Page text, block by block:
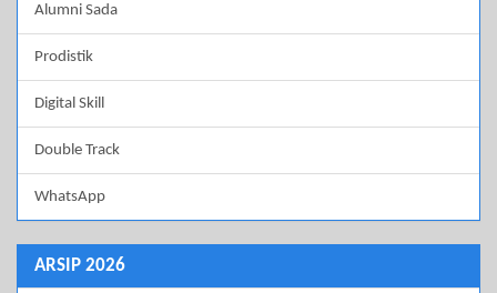
Alumni Sada
Prodistik
Digital Skill
Double Track
WhatsApp
ARSIP 2026